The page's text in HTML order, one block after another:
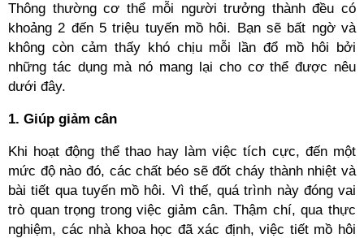
Thông thường cơ thể mỗi người trưởng thành đều có
khoảng 2 đến 5 triệu tuyến mồ hôi. Bạn sẽ bất ngờ và
không còn cảm thấy khó chịu mỗi lần đổ mồ hôi bởi
những tác dụng mà nó mang lại cho cơ thể được nêu
dưới đây.
1. Giúp giảm cân
Khi hoạt động thể thao hay làm việc tích cực, đến một
mức độ nào đó, các chất béo sẽ đốt cháy thành nhiệt và
bài tiết qua tuyến mồ hôi. Vì thế, quá trình này đóng vai
trò quan trọng trong việc giảm cân. Thậm chí, qua thực
nghiệm, các nhà khoa học đã xác định, việc tiết mồ hôi